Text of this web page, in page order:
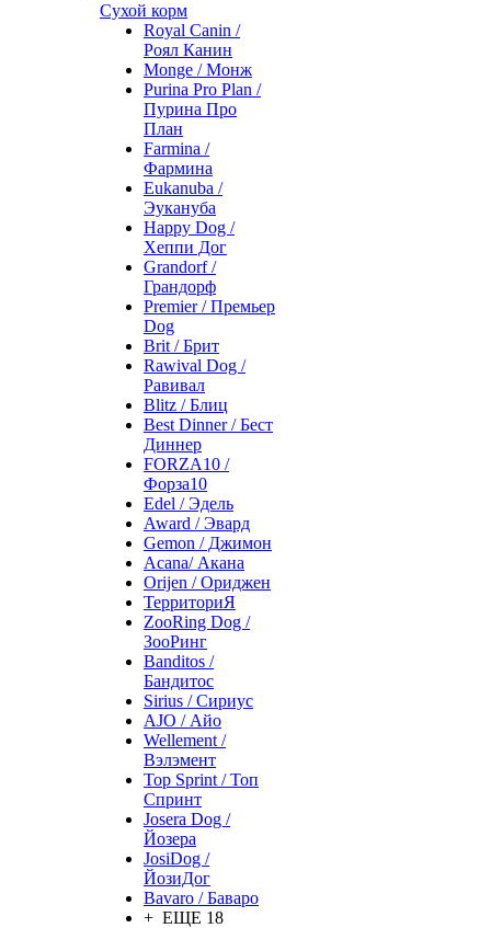
Сухой корм
Royal Canin /
Роял Канин
Monge / Монж
Purina Pro Plan /
Пурина Про
План
Farmina /
Фармина
Eukanuba /
Эукануба
Happy Dog /
Хеппи Дог
Grandorf /
Грандорф
Premier / Премьер
Dog
Brit / Брит
Rawival Dog /
Равивал
Blitz / Блиц
Best Dinner / Бест
Диннер
FORZA10 /
Форза10
Edel / Эдель
Award / Эвард
Gemon / Джимон
Acana/ Акана
Orijen / Ориджен
ТерриториЯ
ZooRing Dog /
ЗооРинг
Banditos /
Бандитос
Sirius / Сириус
AJO / Айо
Wellement /
Вэлэмент
Top Sprint / Топ
Спринт
Josera Dog /
Йозера
JosiDog /
ЙозиДог
Bavaro / Баваро
+ ЕЩЕ 18